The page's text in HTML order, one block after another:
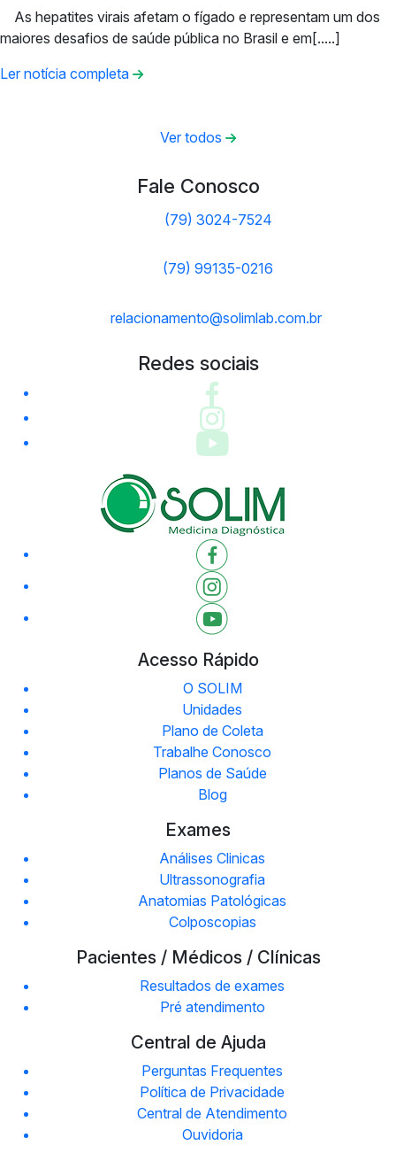
As hepatites virais afetam o fígado e representam um dos
maiores desafios de saúde pública no Brasil e em[.....]
Ler notícia completa
Ver todos
Fale Conosco
(79) 3024-7524
(79) 99135-0216
relacionamento@solimlab.com.br
Redes sociais
Acesso Rápido
O SOLIM
Unidades
Plano de Coleta
Trabalhe Conosco
Planos de Saúde
Blog
Exames
Análises Clinicas
Ultrassonografia
Anatomias Patológicas
Colposcopias
Pacientes / Médicos / Clínicas
Resultados de exames
Pré atendimento
Central de Ajuda
Perguntas Frequentes
Política de Privacidade
Central de Atendimento
Ouvidoria